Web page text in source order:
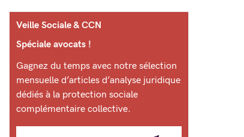
Veille Sociale & CCN
Spéciale avocats !
Gagnez du temps avec notre sélection
mensuelle d’articles d’analyse juridique
dédiés à la protection sociale
complémentaire collective.